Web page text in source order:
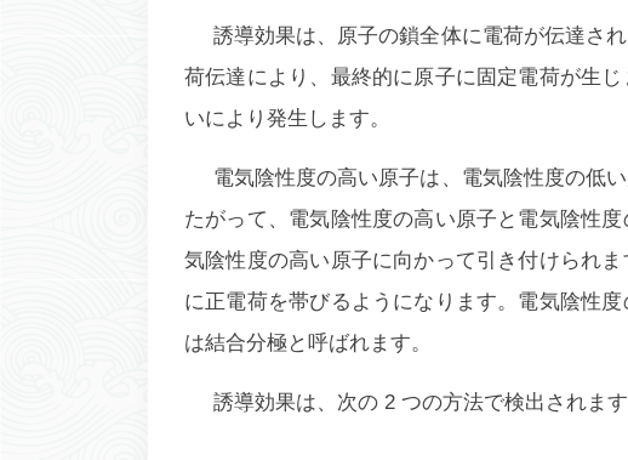
誘導効果は、原子の鎖全体に電荷が伝達さ
荷伝達により、最終的に原子に固定電荷が生
いにより発生します。
電気陰性度の高い原子は、電気陰性度の低
たがって、電気陰性度の高い原子と電気陰性
気陰性度の高い原子に向かって引き付けられ
に正電荷を帯びるようになります。電気陰性
は結合分極と呼ばれます。
誘導効果は、次の 2 つの方法で検出されます